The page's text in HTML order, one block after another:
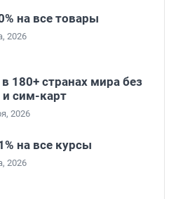
на все товары
2026
180+ странах мира без
и сим-карт
2026
на все курсы
2026